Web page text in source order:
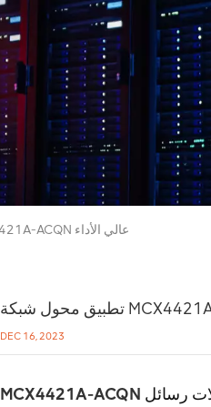
تطبيق محول شبكة MCX4421A-ACQN عالي الأداء
DEC 16, 2023
MCX4421A-ACQN